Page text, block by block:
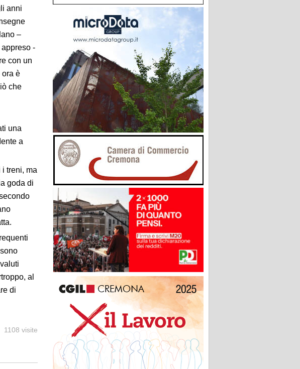
anni
–
-
con un
ora è
che
una
a
treni, ma
goda di
al
di
1108 visite